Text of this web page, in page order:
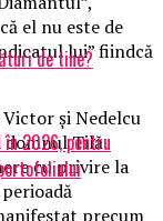
el nu este de
lui” fiindcă
și Nedelcu
domnul Tilă
cu privire la
precum
de tine?
2026, pentru